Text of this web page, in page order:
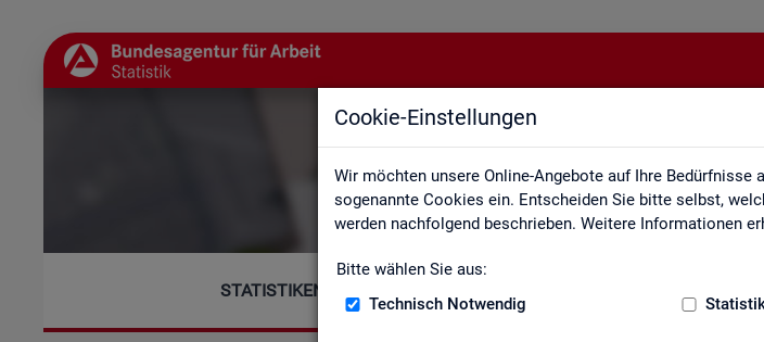
Cookie-Einstellungen
Wir möchten unsere Online-Angebote auf Ihre Bedürfnisse
sogenannte Cookies ein. Entscheiden Sie bitte selbst,
werden nachfolgend beschrieben. Weitere Informationen
Bitte wählen Sie aus:
Technisch Notwendig
STATISTIKEN